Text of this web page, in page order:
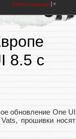
Select Language ▼
8.5 с
обновление One UI
прошивки носят